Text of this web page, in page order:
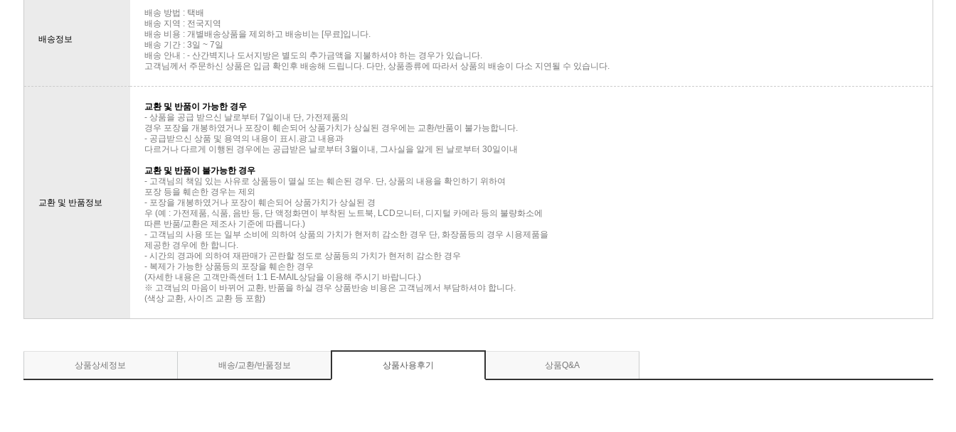
배송정보
배송 방법 : 택배
배송 지역 : 전국지역
배송 비용 : 개별배송상품을 제외하고 배송비는 [무료]입니다.
배송 기간 : 3일 ~ 7일
배송 안내 : - 산간벽지나 도서지방은 별도의 추가금액을 지불하셔야 하는 경우가 있습니다.
고객님께서 주문하신 상품은 입금 확인후 배송해 드립니다. 다만, 상품종류에 따라서 상품의 배송이 다소 지연될 수 있습니다.
교환 및 반품정보
교환 및 반품이 가능한 경우
- 상품을 공급 받으신 날로부터 7일이내 단, 가전제품의
경우 포장을 개봉하였거나 포장이 훼손되어 상품가치가 상실된 경우에는 교환/반품이 불가능합니다.
- 공급받으신 상품 및 용역의 내용이 표시.광고 내용과
다르거나 다르게 이행된 경우에는 공급받은 날로부터 3월이내, 그사실을 알게 된 날로부터 30일이내
교환 및 반품이 불가능한 경우
- 고객님의 책임 있는 사유로 상품등이 멸실 또는 훼손된 경우. 단, 상품의 내용을 확인하기 위하여
포장 등을 훼손한 경우는 제외
- 포장을 개봉하였거나 포장이 훼손되어 상품가치가 상실된 경
우 (예 : 가전제품, 식품, 음반 등, 단 액정화면이 부착된 노트북, LCD모니터, 디지털 카메라 등의 불량화소에
따른 반품/교환은 제조사 기준에 따릅니다.)
- 고객님의 사용 또는 일부 소비에 의하여 상품의 가치가 현저히 감소한 경우 단, 화장품등의 경우 시용제품을
제공한 경우에 한 합니다.
- 시간의 경과에 의하여 재판매가 곤란할 정도로 상품등의 가치가 현저히 감소한 경우
- 복제가 가능한 상품등의 포장을 훼손한 경우
(자세한 내용은 고객만족센터 1:1 E-MAIL상담을 이용해 주시기 바랍니다.)
※ 고객님의 마음이 바뀌어 교환, 반품을 하실 경우 상품반송 비용은 고객님께서 부담하셔야 합니다.
(색상 교환, 사이즈 교환 등 포함)
상품상세정보 배송/교환/반품정보 상품사용후기 상품Q&A